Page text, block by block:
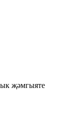
җәмгыяте